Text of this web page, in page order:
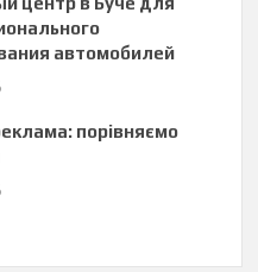
автомобилей
порівняємо